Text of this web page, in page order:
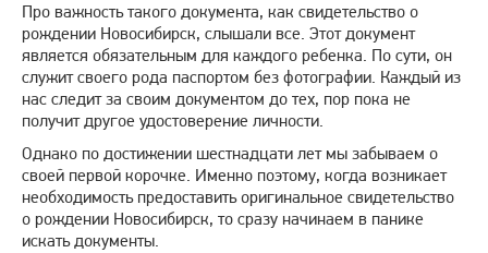
Про важность такого документа, как свидетельство о
рождении Новосибирск, слышали все. Этот документ
является обязательным для каждого ребенка. По сути, он
служит своего рода паспортом без фотографии. Каждый из
нас следит за своим документом до тех, пор пока не
получит другое удостоверение личности.
Однако по достижении шестнадцати лет мы забываем о
своей первой корочке. Именно поэтому, когда возникает
необходимость предоставить оригинальное свидетельство
о рождении Новосибирск, то сразу начинаем в панике
искать документы.